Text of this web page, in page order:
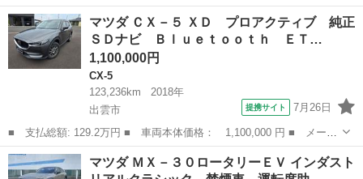
名： マツダ ■ 車種名： ＡＺワゴン ■ グレード名： ＸＧ ナ
ビ ＴＶ ＥＴＣ ドライブレコーダー ■ 排気量： 660cc ■ ドア
枚数：...
岡山 岡山市 AZ-ワゴン
マツダ ＣＸ－５ ＸＤ プロアクティブ 純正
ＳＤナビ Ｂｌｕｅｔｏｏｔｈ ＥＴ…
1,100,000円
CX-5
123,236km
2018年
出雲市
提携サイト 7月26日
■ 支払総額: 129.2万円 ■ 車両本体価格： 1,100,000 円 ■ メーカ
ー名： マツダ ■ 車種名： ＣＸ－５ ■ グレード名： ＸＤ プ
ロアクティブ 純正ＳＤナビ Ｂｌｕｅｔｏｏｔｈ ＥＴＣ車載器
島根 出雲市 CX-5
マツダ ＭＸ－３０ロータリーＥＶ インダスト